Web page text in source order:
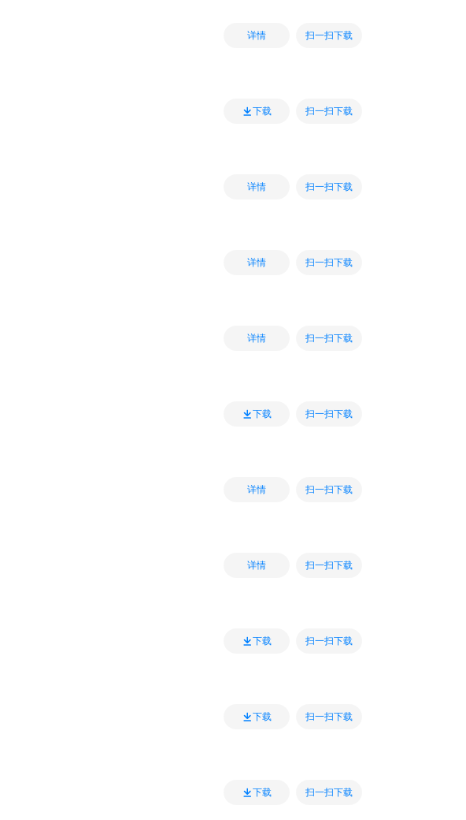
详情 扫一扫下载
下载 扫一扫下载
详情 扫一扫下载
详情 扫一扫下载
详情 扫一扫下载
下载 扫一扫下载
详情 扫一扫下载
详情 扫一扫下载
下载 扫一扫下载
下载 扫一扫下载
下载 扫一扫下载